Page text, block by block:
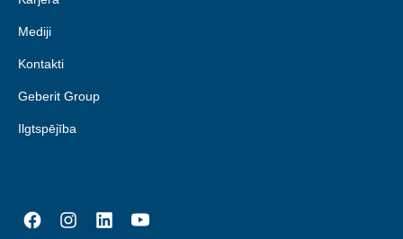
Mediji
Kontakti
Geberit Group
Ilgtspējība